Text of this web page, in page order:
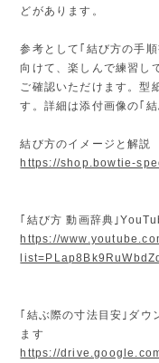
どがあります。
参考として｢結び方の手
向けて、楽しんで練習し
ご確認いただけます。型
す。詳細は添付画像の｢
結び方のイメージと解説
https://shop.bowtie-
｢結び方 動画辞典｣
https://
｢結ぶ際の寸法目安｣ダ
ます
https://